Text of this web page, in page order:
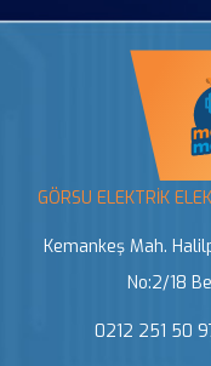
GÖRSU ELEKTRİK
Kemankeş Mah.
No:2/18
0212 251 50